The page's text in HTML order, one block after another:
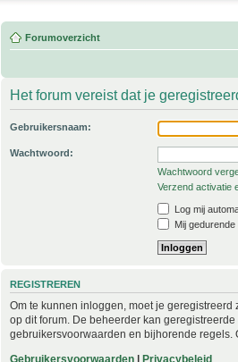
Forumoverzicht
Het forum vereist dat je
Gebruikersnaam:
Wachtwoord:
Wachtwoord
Verzend activatie
Log mij
Mij
REGISTREREN
Om te kunnen inloggen, moet je
op dit forum. De beheerder kan
gebruikersvoorwaarden en bijhorende regels.
Gebruikersvoorwaarden | Privacybeleid